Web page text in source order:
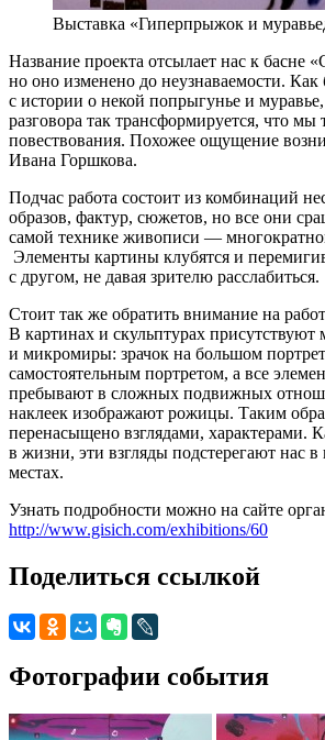
Выставка «Гиперпрыжок и
Название проекта отсылает нас к басне
но оно изменено до неузнаваемости.
с истории о некой попрыгунье и
разговора так трансформируется, что мы
повествования. Похожее ощущение
Ивана Горшкова.
Подчас работа состоит из комбинаций
образов, фактур, сюжетов, но все они
самой технике живописи —
Элементы картины клубятся и
с другом, не давая зрителю расслабиться.
Стоит так же обратить внимание на
В картинах и скульптурах
и микромиры: зрачок на большом
самостоятельным портретом, а все
пребывают в сложных подвижных
наклеек изображают рожицы. Таким
перенасыщено взглядами, характерами.
в жизни, эти взгляды подстерегают нас
местах.
Узнать подробности можно на сайте
http://www.gisich.com/exhibitions/60
Поделиться ссылкой
Фотографии события